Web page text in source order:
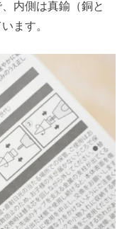
内側は真鍮（銅と
ます。